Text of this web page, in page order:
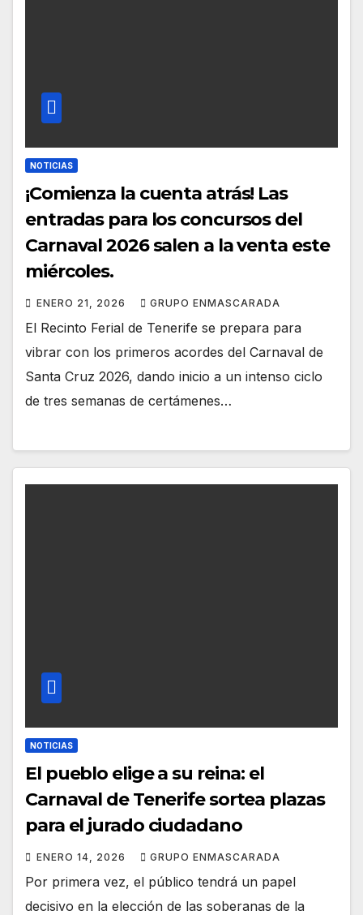
NOTICIAS
¡Comienza la cuenta atrás! Las
entradas para los concursos del
Carnaval 2026 salen a la venta este
miércoles.
ENERO 21, 2026 GRUPO ENMASCARADA
El Recinto Ferial de Tenerife se prepara para
vibrar con los primeros acordes del Carnaval de
Santa Cruz 2026, dando inicio a un intenso ciclo
de tres semanas de certámenes…
NOTICIAS
El pueblo elige a su reina: el
Carnaval de Tenerife sortea plazas
para el jurado ciudadano
ENERO 14, 2026 GRUPO ENMASCARADA
Por primera vez, el público tendrá un papel
decisivo en la elección de las soberanas de la